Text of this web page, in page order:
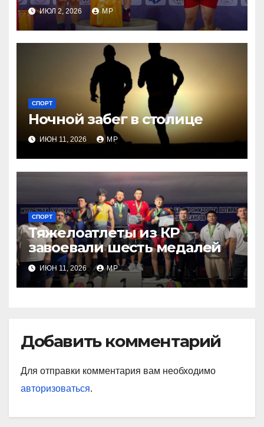
ИЮЛ 2, 2026 MP
СПОРТ
Ночной забег в столице
ИЮН 11, 2026 MP
СПОРТ
Тяжелоатлеты из КР
завоевали шесть медалей
ИЮН 11, 2026 MP
Добавить комментарий
Для отправки комментария вам необходимо
авторизоваться.